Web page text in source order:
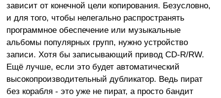
зависит от конечной цели копирования. Безусловно,
и для того, чтобы нелегально распространять
программное обеспечение или музыкальные
альбомы популярных групп, нужно устройство
записи. Хотя бы записывающий привод CD-R/RW.
Ещё лучше, если это будет автоматический
высокопроизводительный дубликатор. Ведь пират
без корабля - это уже не пират, а просто бандит